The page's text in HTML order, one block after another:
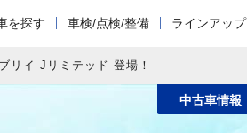
を探す 車検/点検/整備 ラインアップ
リイ Jリミテッド 登場！
中古車情報